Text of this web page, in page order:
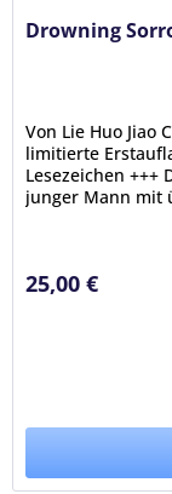
Drowning
Von Lie Huo Jiao
limitierte
Lesezeichen +++
junger Mann mit
25,00 €